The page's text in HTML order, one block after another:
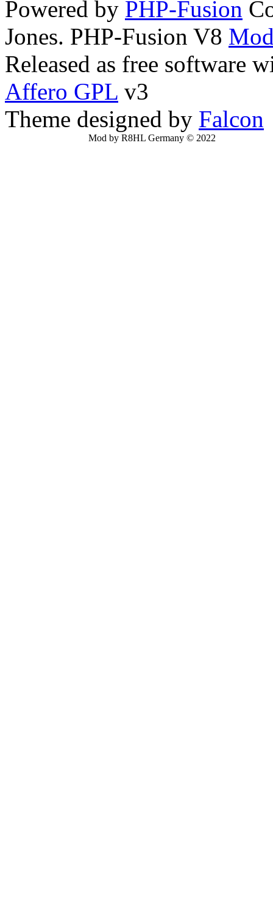
Powered by PHP-Fusion
Jones. PHP-Fusion V8
Released as free software
Affero GPL v3
Theme designed by Falcon
Mod by R8HL Germany © 2022